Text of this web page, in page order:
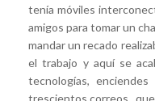
tenía móviles
amigos para tomar un
mandar un recado
el trabajo y aquí se
tecnologías,